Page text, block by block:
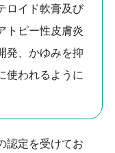
ロイド軟膏及び
トピー性皮膚炎
発、かゆみを抑
使われるように
認定を受けてお